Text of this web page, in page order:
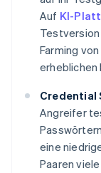
Auf KI-
Farming
erheblichen
Credential
Angreifer
eine
Paaren